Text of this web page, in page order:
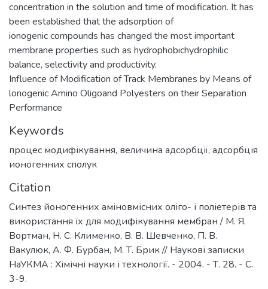
concentration in the solution and time of modification. It has
been established that the adsorption of
ionogenic compounds has changed the most important
membrane properties such as hydrophobichydrophilic
balance, selectivity and productivity.
Influence of Modification of Track Membranes by Means of
lonogenic Amino Oligoand Polyesters on their Separation
Performance
Keywords
процес модифікування, величина адсорбції, адсорбція
ионогенних сполук
Citation
Синтез йоногенних аміновмісних оліго- і поліетерів та
використання їх для модифікування мембран / М. Я.
Вортман, Н. С. Клименко, В. В. Шевченко, П. В.
Вакулюк, А. Ф. Бурбан, М. Т. Брик // Наукові записки
НаУКМА : Хімічні науки і технології. - 2004. - Т. 28. - С.
3-9.